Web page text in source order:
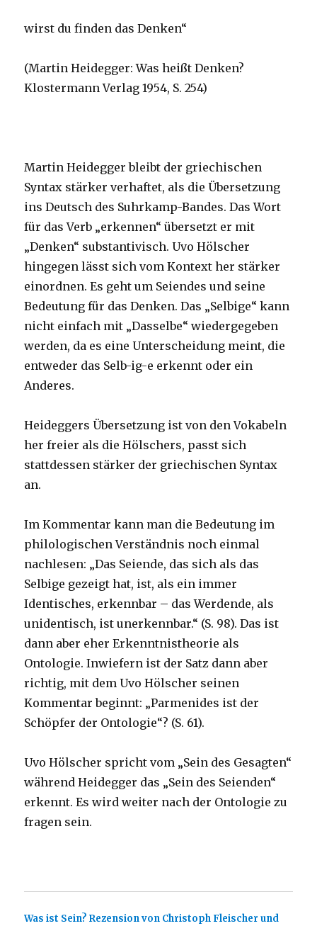
wirst du finden das Denken“
(Martin Heidegger: Was heißt Denken?
Klostermann Verlag 1954, S. 254)
Martin Heidegger bleibt der griechischen
Syntax stärker verhaftet, als die Übersetzung
ins Deutsch des Suhrkamp-Bandes. Das Wort
für das Verb „erkennen“ übersetzt er mit
„Denken“ substantivisch. Uvo Hölscher
hingegen lässt sich vom Kontext her stärker
einordnen. Es geht um Seiendes und seine
Bedeutung für das Denken. Das „Selbige“ kann
nicht einfach mit „Dasselbe“ wiedergegeben
werden, da es eine Unterscheidung meint, die
entweder das Selb-ig-e erkennt oder ein
Anderes.
Heideggers Übersetzung ist von den Vokabeln
her freier als die Hölschers, passt sich
stattdessen stärker der griechischen Syntax
an.
Im Kommentar kann man die Bedeutung im
philologischen Verständnis noch einmal
nachlesen: „Das Seiende, das sich als das
Selbige gezeigt hat, ist, als ein immer
Identisches, erkennbar – das Werdende, als
unidentisch, ist unerkennbar.“ (S. 98). Das ist
dann aber eher Erkenntnistheorie als
Ontologie. Inwiefern ist der Satz dann aber
richtig, mit dem Uvo Hölscher seinen
Kommentar beginnt: „Parmenides ist der
Schöpfer der Ontologie“? (S. 61).
Uvo Hölscher spricht vom „Sein des Gesagten“
während Heidegger das „Sein des Seienden“
erkennt. Es wird weiter nach der Ontologie zu
fragen sein.
Was ist Sein? Rezension von Christoph Fleischer und